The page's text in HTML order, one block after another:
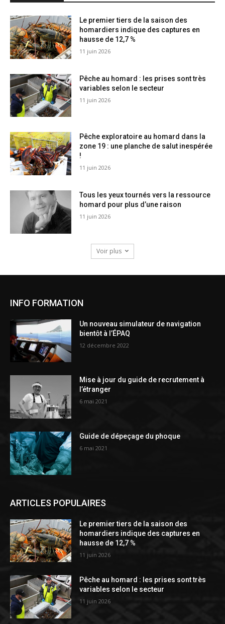
Le premier tiers de la saison des
homardiers indique des captures en
hausse de 12,7 %
11 juin 2026
Pêche au homard : les prises sont très
variables selon le secteur
11 juin 2026
Pêche exploratoire au homard dans la
zone 19 : une planche de salut inespérée
!
11 juin 2026
Tous les yeux tournés vers la ressource
homard pour plus d’une raison
11 juin 2026
Voir plus
INFO FORMATION
Un nouveau simulateur de navigation
bientôt à l’ÉPAQ
12 décembre 2022
Mise à jour du guide de recrutement à
l’étranger
6 mai 2021
Guide de dépeçage du phoque
6 mai 2021
ARTICLES POPULAIRES
Le premier tiers de la saison des
homardiers indique des captures en
hausse de 12,7 %
11 juin 2026
Pêche au homard : les prises sont très
variables selon le secteur
11 juin 2026